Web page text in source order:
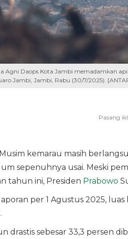
Agni Daops Kota Jambi memadamkan
Jambi, Jambi, Rabu (30/7/2025).
Musim kemarau masih
sepenuhnya usai. Meski
tahun ini, Presiden Prabowo
per 1 Agustus 2025,
drastis sebesar 33,3 persen